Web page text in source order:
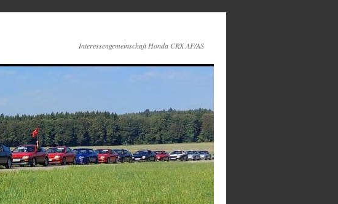
Interessengemeinschaft Honda CRX AF/AS